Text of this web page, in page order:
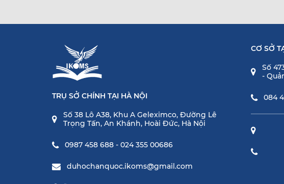
TRỤ SỞ CHÍNH TẠI HÀ NỘI
Số 38 Lô A38, Khu A Geleximco, Đường Lê
Trọng Tấn, An Khánh, Hoài Đức, Hà Nội
0987 458 688 - 024 355 00686
duhochanquoc.ikoms@gmail.com
CƠ SỞ
Số
-
084